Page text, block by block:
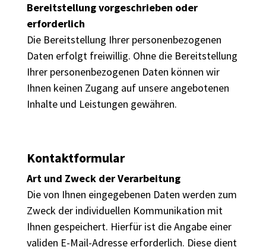
Bereitstellung vorgeschrieben oder
erforderlich
Die Bereitstellung Ihrer personenbezogenen
Daten erfolgt freiwillig. Ohne die Bereitstellung
Ihrer personenbezogenen Daten können wir
Ihnen keinen Zugang auf unsere angebotenen
Inhalte und Leistungen gewähren.
Kontaktformular
Art und Zweck der Verarbeitung
Die von Ihnen eingegebenen Daten werden zum
Zweck der individuellen Kommunikation mit
Ihnen gespeichert. Hierfür ist die Angabe einer
validen E-Mail-Adresse erforderlich. Diese dient